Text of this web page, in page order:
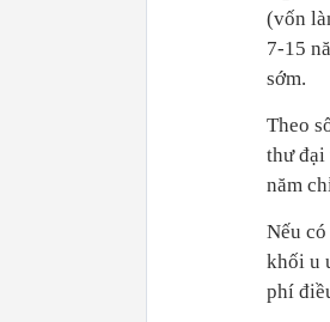
(vốn
7-15
sớm.
Theo
thư đại
năm
Nếu
khối u
phí